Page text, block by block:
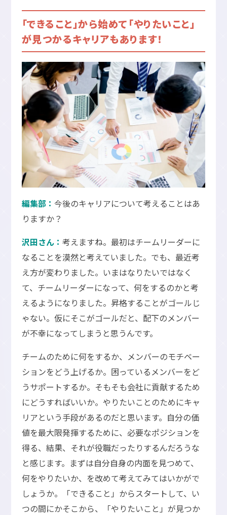
「できること」から始めて「やりたいこと」
が見つかるキャリアもあります！
編集部： 今後のキャリアについて考えることはあ
りますか？
沢田さん： 考えますね。最初はチームリーダーに
なることを漠然と考えていました。でも、最近考
え方が変わりました。いまはなりたいではなく
て、チームリーダーになって、何をするのかと考
えるようになりました。昇格することがゴールじ
ゃない。仮にそこがゴールだと、配下のメンバー
が不幸になってしまうと思うんです。
チームのために何をするか、メンバーのモチベー
ションをどう上げるか。困っているメンバーをど
うサポートするか。そもそも会社に貢献するため
にどうすればいいか。やりたいことのためにキャ
リアという手段があるのだと思います。自分の価
値を最大限発揮するために、必要なポジションを
得る、結果、それが役職だったりするんだろうな
と感じます。まずは自分自身の内面を見つめて、
何をやりたいか、を改めて考えてみてはいかがで
しょうか。「できること」からスタートして、い
つの間にかそこから、「やりたいこと」が見つか